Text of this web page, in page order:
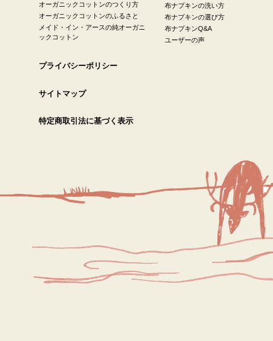
オーガニックコットンのつくり方
オーガニックコットンのふるさと
メイド・イン・アースの純オーガニ
ックコットン
布ナプキンの洗い方
布ナプキンの選び方
布ナプキンQ&A
ユーザーの声
プライバシーポリシー
サイトマップ
特定商取引法に基づく表示